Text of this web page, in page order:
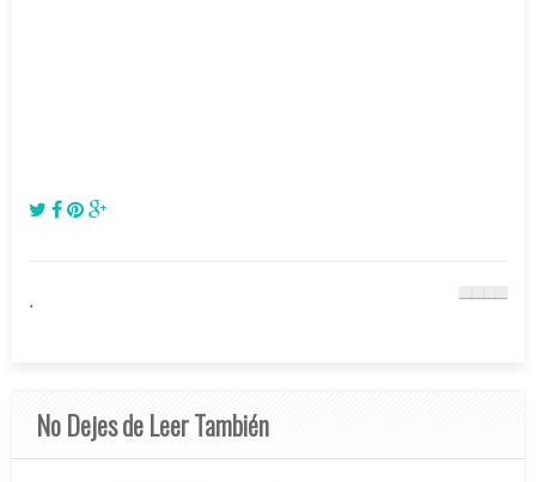
.
No Dejes de Leer También